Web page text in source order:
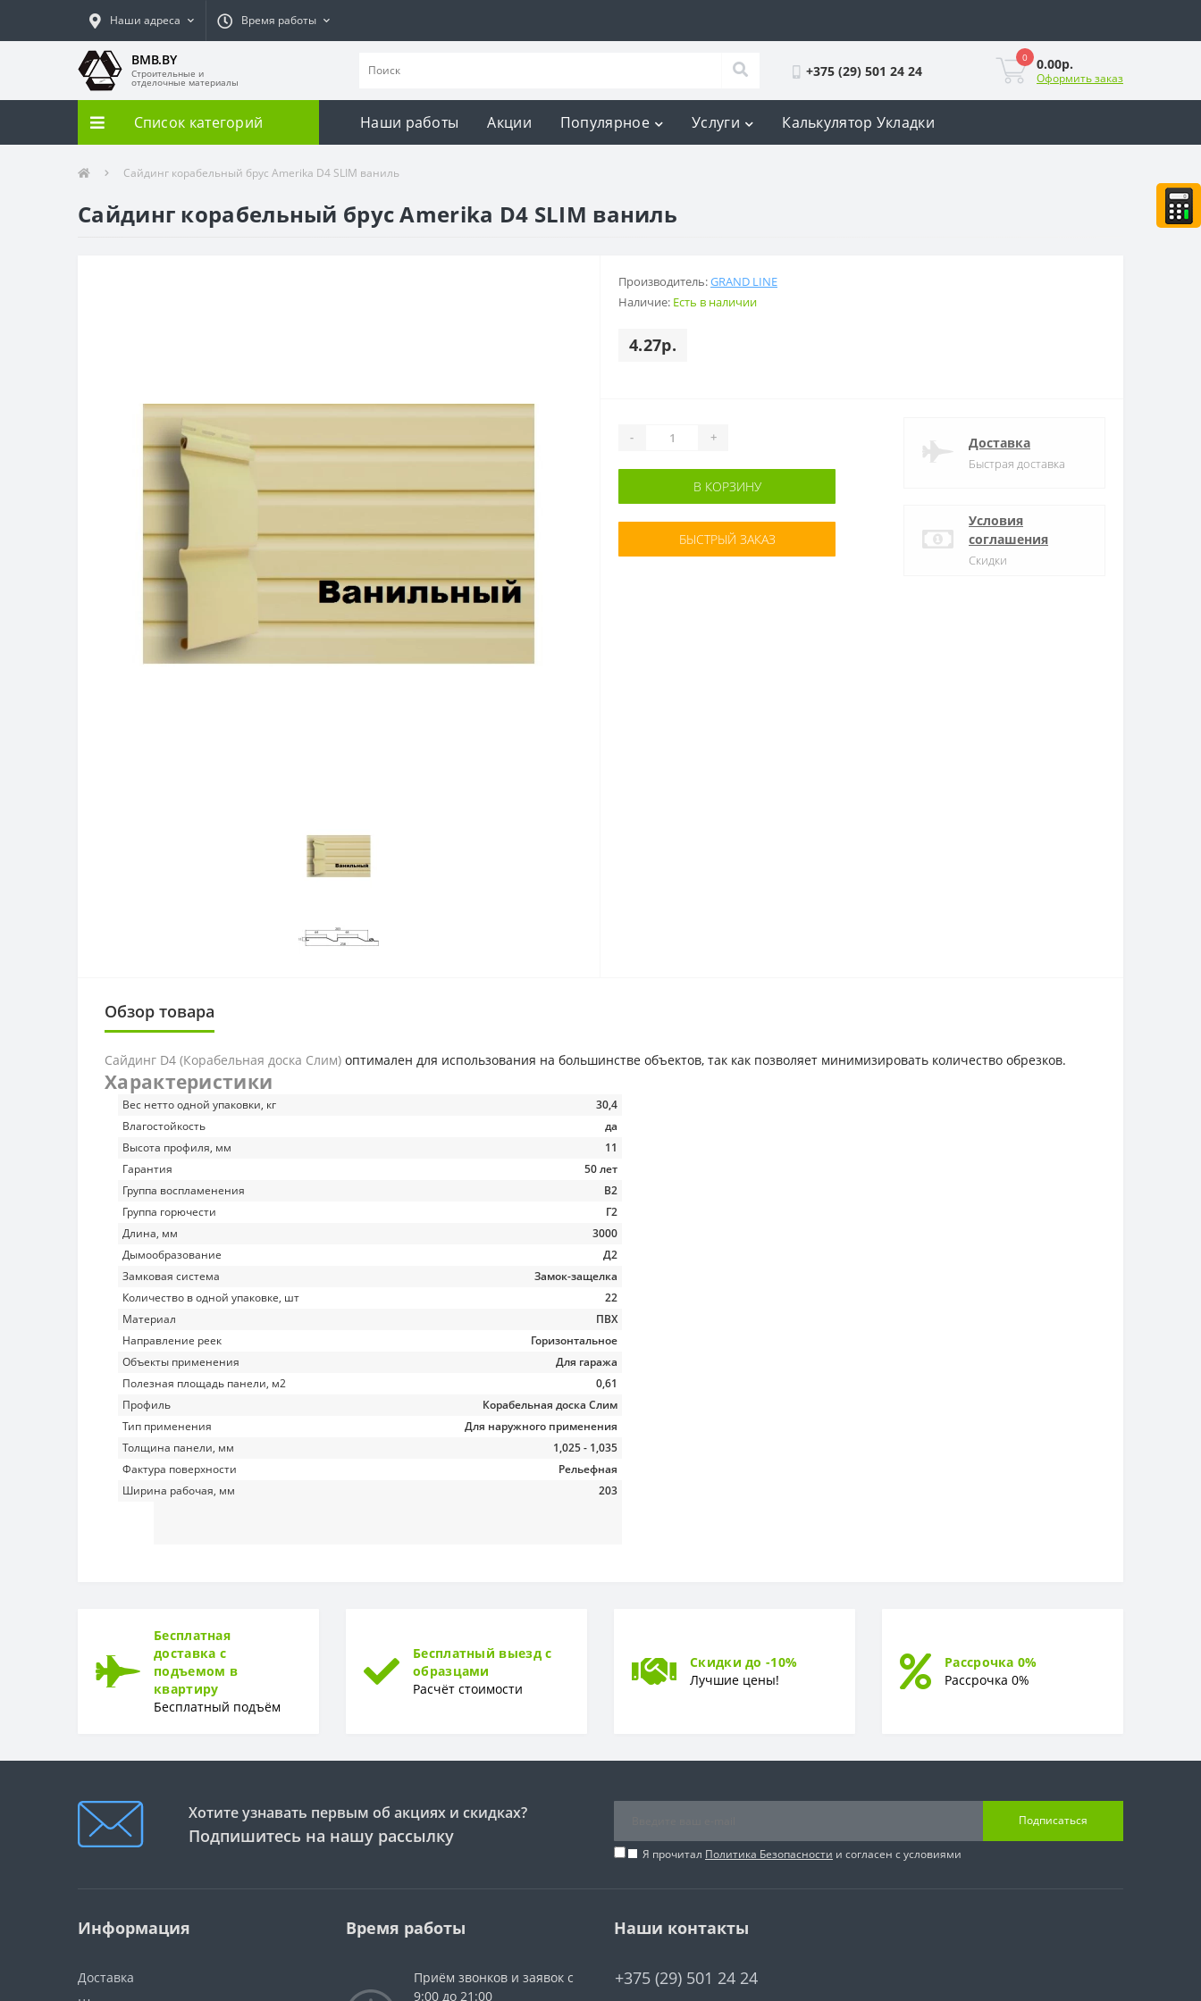
Наши адреса Время работы
BMB.BY
Строительные и
отделочные материалы
+375 (29) 501 24 24
0 0.00р.
Оформить заказ
Список категорий Наши работы Акции Популярное Услуги Калькулятор Укладки
Сайдинг корабельный брус Amerika D4 SLIM ваниль
Сайдинг корабельный брус Amerika D4 SLIM ваниль
Производитель:GRAND LINE
Наличие: Есть в наличии
4.27р.
- +
В КОРЗИНУ
БЫСТРЫЙ ЗАКАЗ
Доставка
Быстрая доставка
Условия
соглашения
Скидки
Обзор товара
Сайдинг D4 (Корабельная доска Слим) оптимален для использования на большинстве объектов, так как позволяет минимизировать количество обрезков.
Характеристики
Вес нетто одной упаковки, кг
30,4
Влагостойкость
да
Высота профиля, мм
11
Гарантия
50 лет
Группа воспламенения
В2
Группа горючести
Г2
Длина, мм
3000
Дымообразование
Д2
Замковая система
Замок-защелка
Количество в одной упаковке, шт
22
Материал
ПВХ
Направление реек
Горизонтальное
Объекты применения
Для гаража
Полезная площадь панели, м2
0,61
Профиль
Корабельная доска Слим
Тип применения
Для наружного применения
Толщина панели, мм
1,025 - 1,035
Фактура поверхности
Рельефная
Ширина рабочая, мм
203
Бесплатная
доставка с
подъемом в
квартиру
Бесплатный подъём
Бесплатный выезд с
образцами
Расчёт стоимости
Скидки до -10%
Лучшие цены!
Рассрочка 0%
Рассрочка 0%
Хотите узнавать первым об акциях и скидках?
Подпишитесь на нашу рассылку
Подписаться
Я прочитал Политика Безопасности и согласен с условиями
Информация
Доставка
Время работы
Приём звонков и заявок с
9:00 до 21:00
Наши контакты
+375 (29) 501 24 24